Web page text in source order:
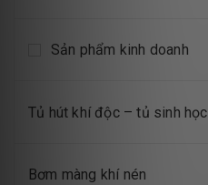
Sản phẩm kinh doanh
Tủ hút khí độc – tủ sinh học
Bơm màng khí nén